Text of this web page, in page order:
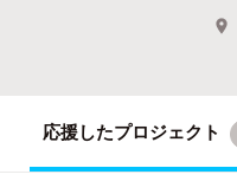
応援したプロジェクト